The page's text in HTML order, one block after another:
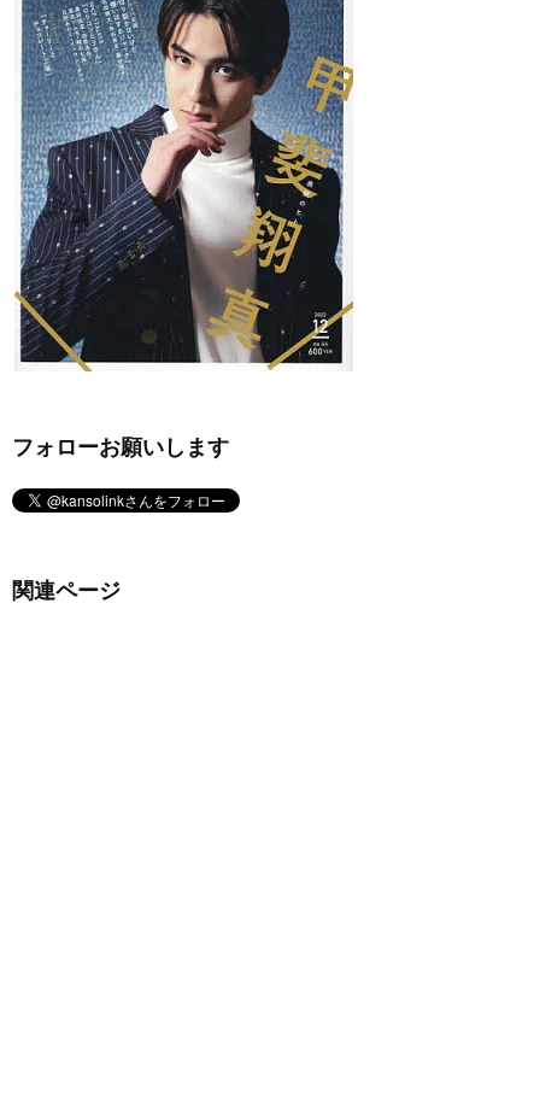
フォローお願いします
関連ページ